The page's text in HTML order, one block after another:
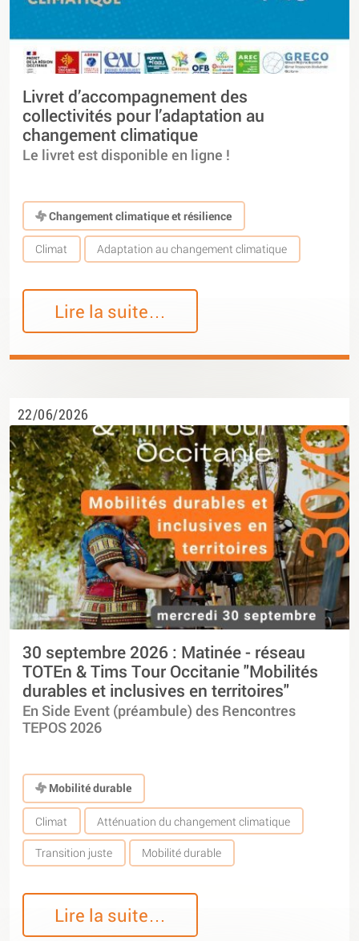
Livret d’accompagnement des
collectivités pour l’adaptation au
changement climatique
Le livret est disponible en ligne !
Changement climatique et résilience
Climat Adaptation au changement climatique
Lire la suite…
22/06/2026
30 septembre 2026 : Matinée - réseau
TOTEn & Tims Tour Occitanie "Mobilités
durables et inclusives en territoires"
En Side Event (préambule) des Rencontres
TEPOS 2026
Mobilité durable
Climat Atténuation du changement climatique
Transition juste Mobilité durable
Lire la suite…